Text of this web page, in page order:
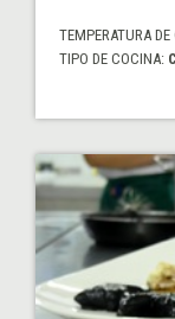
TEMPERATURA
TIPO DE COCINA: